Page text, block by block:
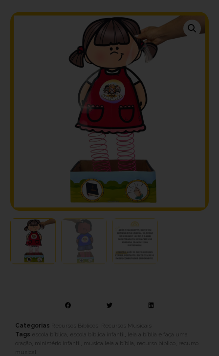
Categorias Recursos Bíblicos
Recursos Musicais
Tags
escola bíblica escola bíblica infantil
leia a bíblia e faça uma
ministério infantil musica leia a bíblia recurso bíblico
musical